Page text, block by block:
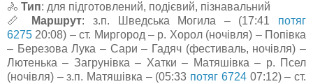
🚴 Тип: для підготовлений, подієвий, пізнавальний
📏
Маршрут: з.п. Шведська Могила – (17:41 потяг
6275 20:08) – ст. Миргород – р. Хорол (ночівля) – Попівка
– Березова Лука – Сари – Гадяч (фестиваль, ночівля) –
Лютенька – Загрунівка – Хатки – Матяшівка – р. Псел
(ночівля) – з.п. Матяшівка – (05:33 потяг 672407:12) – ст.